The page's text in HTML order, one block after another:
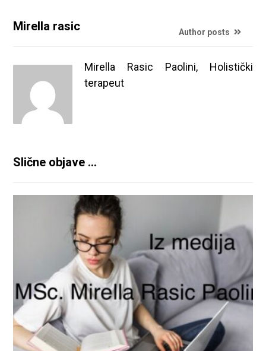
Mirella rasic Author posts
Mirella Rasic Paolini, Holistički
terapeut
Slične objave ...